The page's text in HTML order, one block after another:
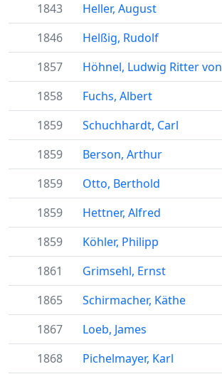
1843
Heller, August
1846
Helßig, Rudolf
1857
Höhnel, Ludwig Ritter von
1858
Fuchs, Albert
1859
Schuchhardt, Carl
1859
Berson, Arthur
1859
Otto, Berthold
1859
Hettner, Alfred
1859
Köhler, Philipp
1861
Grimsehl, Ernst
1865
Schirmacher, Käthe
1867
Loeb, James
1868
Pichelmayer, Karl